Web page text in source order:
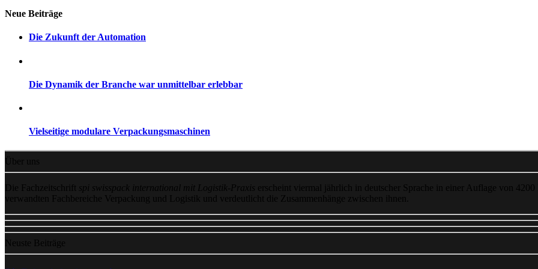
Neue Beiträge
Die Zukunft der Automation
Die Dynamik der Branche war unmittelbar erlebbar
Vielseitige modulare Verpackungsmaschinen
Über uns
Die Fachzeitschrift spi swisspack international mit Logistik-Praxis erscheint viermal jährlich in deutscher Sprache in einer Auflage von
verwandten Fachbereiche Verpackung und Logistik und verdeutlicht die Zusammenhänge zwischen ihnen.
Neuste Beiträge